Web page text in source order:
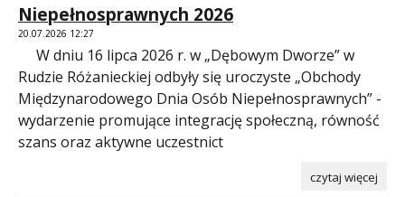
Niepełnosprawnych 2026
20.07.2026 12:27
W dniu 16 lipca 2026 r. w „Dębowym Dworze” w
Rudzie Różanieckiej odbyły się uroczyste „Obchody
Międzynarodowego Dnia Osób Niepełnosprawnych” -
wydarzenie promujące integrację społeczną, równość
szans oraz aktywne uczestnict
czytaj więcej